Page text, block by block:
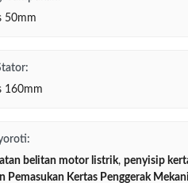
50mm
160mm
belitan motor listrik, penyisip
Pemasukan Kertas Penggerak